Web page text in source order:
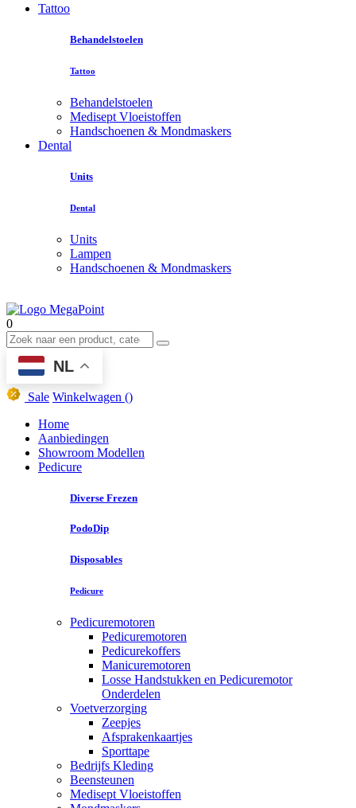
Tattoo
Behandelstoelen
Tattoo
Behandelstoelen
Medisept Vloeistoffen
Handschoenen & Mondmaskers
Dental
Units
Dental
Units
Lampen
Handschoenen & Mondmaskers
0
NL
Sale Winkelwagen ()
Home
Aanbiedingen
Showroom Modellen
Pedicure
Diverse Frezen
PodoDip
Disposables
Pedicure
Pedicuremotoren
Pedicuremotoren
Pedicurekoffers
Manicuremotoren
Losse Handstukken en Pedicuremotor
Onderdelen
Voetverzorging
Zeepjes
Afsprakenkaartjes
Sporttape
Bedrijfs Kleding
Beensteunen
Medisept Vloeistoffen